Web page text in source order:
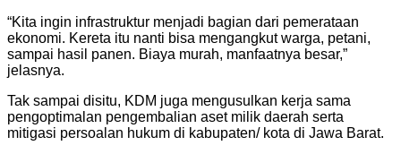
“Kita ingin infrastruktur menjadi bagian dari pemerataan
ekonomi. Kereta itu nanti bisa mengangkut warga, petani,
sampai hasil panen. Biaya murah, manfaatnya besar,”
jelasnya.
Tak sampai disitu, KDM juga mengusulkan kerja sama
pengoptimalan pengembalian aset milik daerah serta
mitigasi persoalan hukum di kabupaten/ kota di Jawa Barat.